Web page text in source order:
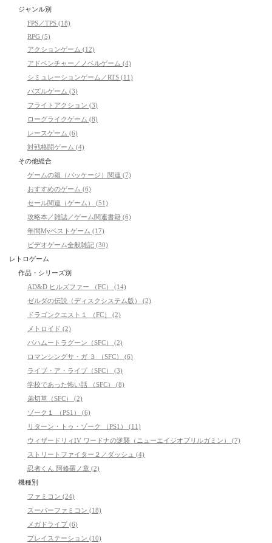
ジャンル別
FPS／TPS (18)
RPG (5)
アクションゲーム (12)
アドベンチャー／ノベルゲーム (4)
シミュレーションゲーム／RTS (11)
パズルゲーム (3)
フライトアクション (3)
ローグライクゲーム (8)
レースゲーム (6)
対戦格闘ゲーム (4)
その他総合
ゲームの箱（パッケージ）関連 (7)
おすすめのゲーム (6)
セール関連（ゲーム） (51)
攻略本／雑誌／ゲーム関連書籍 (6)
年間Myベストゲーム (17)
ビデオゲーム全般雑記 (30)
レトロゲーム
作品・シリーズ別
AD&D ヒルズファー （FC） (14)
ゼルダの伝説（ディスクシステム版） (2)
ドラゴンクエスト１ （FC） (2)
メトロイド (2)
バハムートラグーン（SFC） (2)
ロマンシングサ・ガ ３ （SFC） (6)
ライブ・ア・ライブ（SFC） (3)
学校であった怖い話 （SFC） (8)
弟切草（SFC） (2)
ゾーク１ （PS1） (6)
リターン・トゥ・ゾーク （PS1） (11)
ウィザードリィIV ワードナの逆襲（ニューエイジオブリルガミン） (7)
ストリートファイター２／ダッシュ (4)
忍者くん 阿修羅ノ章 (2)
機種別
ファミコン (24)
スーパーファミコン (18)
メガドライブ (6)
プレイステーション (10)